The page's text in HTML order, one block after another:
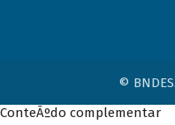
©
ConteÃºdo complementar